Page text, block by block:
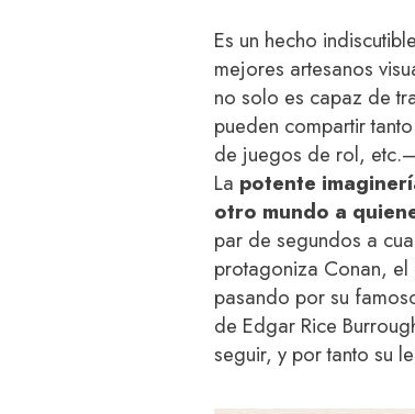
Es un hecho
mejores artesanos
no solo es capaz de
pueden compartir
de juegos de rol,
La potente
otro mundo a
par de segundos a
protagoniza Conan,
pasando por su
de Edgar Rice
seguir, y por tanto su